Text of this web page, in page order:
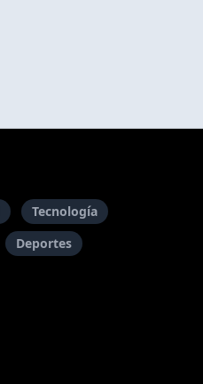
Tecnología
Deportes